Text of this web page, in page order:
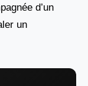
d’un
un